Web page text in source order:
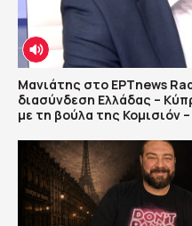
Μανιάτης στο ΕΡΤnews
διασύνδεση Ελλάδας –
με τη βούλα της Κομισιόν